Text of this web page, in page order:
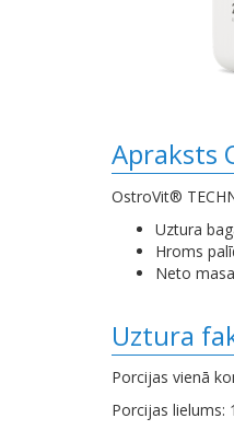
Apraksts
OstroVit®
Uztura
Hroms
Neto
Uztura
Porcijas vienā
Porcijas lielums: